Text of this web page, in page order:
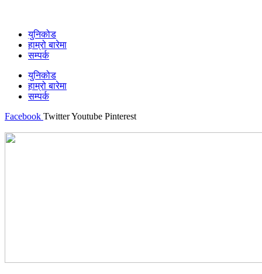
युनिकोड
हाम्रो बारेमा
सम्पर्क
युनिकोड
हाम्रो बारेमा
सम्पर्क
Facebook TwitterYoutube Pinterest